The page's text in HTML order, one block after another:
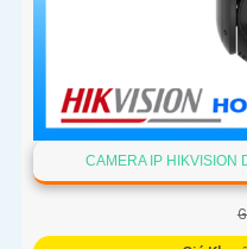
CAMERA IP HIKVISION